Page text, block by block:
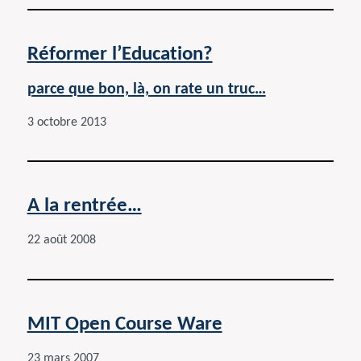
Réformer l’Education?
parce que bon, là, on rate un truc…
3 octobre 2013
A la rentrée…
22 août 2008
MIT Open Course Ware